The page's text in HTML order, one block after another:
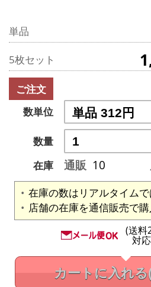
単品
5枚セット
ご注文
数単位
数量
在庫
通販 10
在庫の数はリアルタイムで
店舗の在庫を通信販売で購
(送料
対
カートに入れる